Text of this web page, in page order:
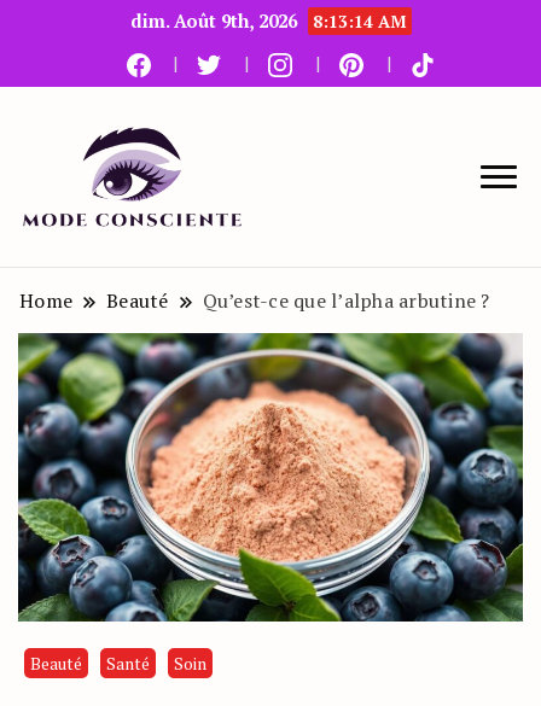
dim. Août 9th, 2026 8:13:15 AM
Le blog beauté et mode
Home Beauté Qu’est-ce que l’alpha arbutine ?
Beauté Santé Soin